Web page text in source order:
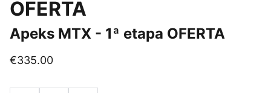
OFERTA
Apeks MTX - 1ª etapa OFERTA
€335.00